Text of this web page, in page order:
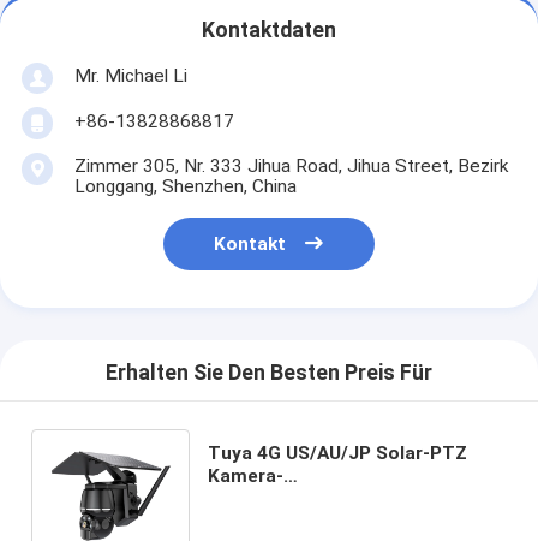
Kontaktdaten
Mr. Michael Li
+86-13828868817
Zimmer 305, Nr. 333 Jihua Road, Jihua Street, Bezirk
Longgang, Shenzhen, China
Kontakt
Erhalten Sie Den Besten Preis Für
Tuya 4G US/AU/JP Solar-PTZ
Kamera-